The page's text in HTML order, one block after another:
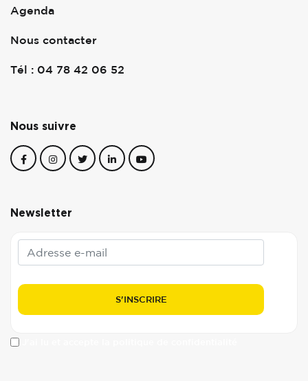
Agenda
Nous contacter
Tél : 04 78 42 06 52
Nous suivre
Newsletter